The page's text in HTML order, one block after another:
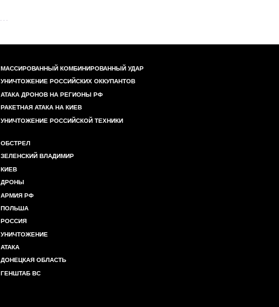
МАССИРОВАННЫЙ КОМБИНИРОВАННЫЙ УДАР
УНИЧТОЖЕНИЕ РОССИЙСКИХ ОККУПАНТОВ
АТАКА ДРОНОВ НА РЕГИОНЫ РФ
РАКЕТНАЯ АТАКА НА КИЕВ
УНИЧТОЖЕНИЕ РОССИЙСКОЙ ТЕХНИКИ
ОБСТРЕЛ
ЗЕЛЕНСКИЙ ВЛАДИМИР
КИЕВ
ДРОНЫ
АРМИЯ РФ
ПОЛЬША
РОССИЯ
УНИЧТОЖЕНИЕ
АТАКА
ДОНЕЦКАЯ ОБЛАСТЬ
ГЕНШТАБ ВС